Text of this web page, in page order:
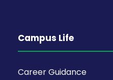
Campus Life
Career Guidance